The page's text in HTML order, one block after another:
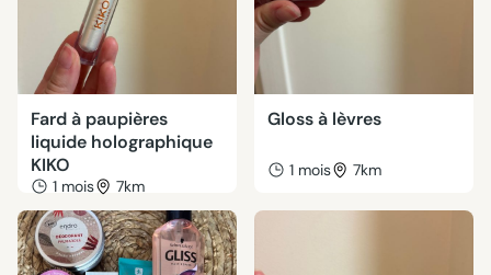
Fard à paupières
liquide holographique
KIKO
1 mois 7km
Gloss à lèvres
1 mois 7km